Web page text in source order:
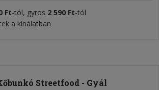
Ft-tól, gyros 2 590 Ft-tól
a kínálatban
Streetfood - Gyál